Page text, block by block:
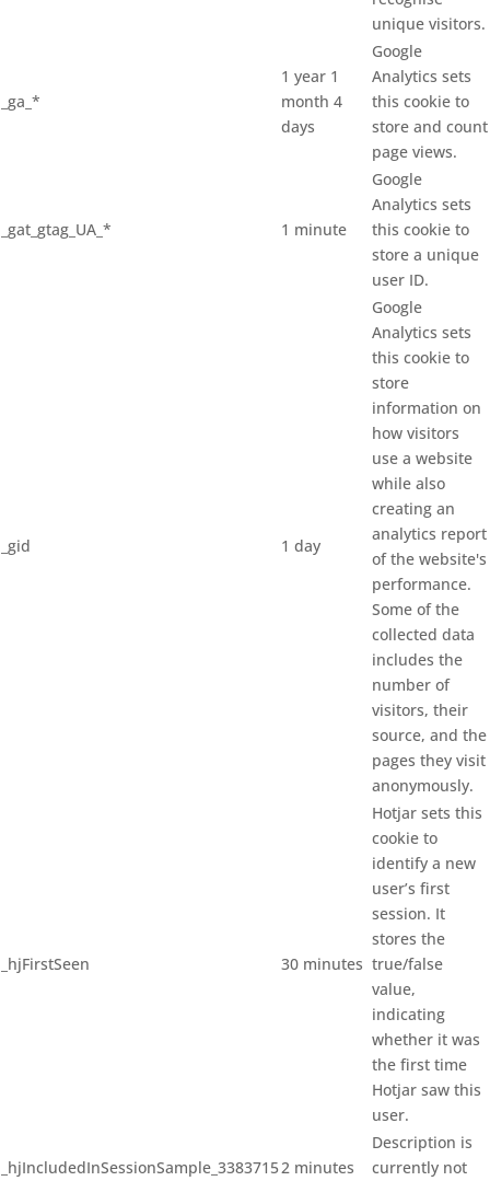
unique visitors.
_ga_*
1 year 1
month 4
days
Google
Analytics sets
this cookie to
store and count
page views.
_gat_gtag_UA_* 1 minute
Google
Analytics sets
this cookie to
store a unique
user ID.
_gid 1 day
Google
Analytics sets
this cookie to
store
information on
how visitors
use a website
while also
creating an
analytics report
of the website's
performance.
Some of the
collected data
includes the
number of
visitors, their
source, and the
pages they visit
anonymously.
_hjFirstSeen 30 minutes
Hotjar sets this
cookie to
identify a new
user’s first
session. It
stores the
true/false
value,
indicating
whether it was
the first time
Hotjar saw this
user.
_hjIncludedInSessionSample_33837152 minutes
Description is
currently not